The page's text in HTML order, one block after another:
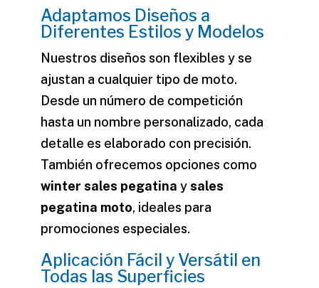
Adaptamos Diseños a
Diferentes Estilos y Modelos
Nuestros diseños son flexibles y se
ajustan a cualquier tipo de moto.
Desde un número de competición
hasta un nombre personalizado, cada
detalle es elaborado con precisión.
También ofrecemos opciones como
winter sales pegatina y sales
pegatina moto, ideales para
promociones especiales.
Aplicación Fácil y Versátil en
Todas las Superficies